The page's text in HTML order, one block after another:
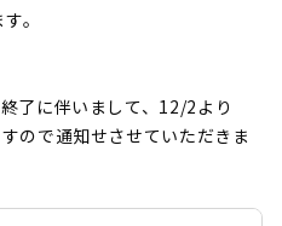
。
了に伴いまして、12/2より
ので通知せさせていただきま